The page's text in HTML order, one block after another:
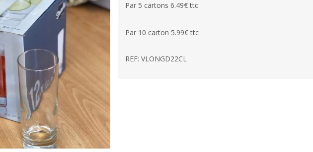
Par 5 cartons 6.49€ ttc
Par 10 carton 5.99€ ttc
REF: VLONGD22CL